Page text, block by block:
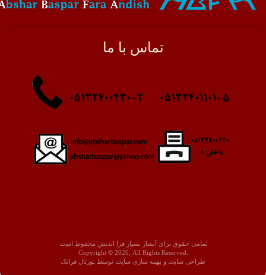
تماس با ما
تمامی حقوق برای آبشار بسپار فرا اندیش محفوظ است
Copyright © 2026, All Rights Reserved.
طراحی سايتوبهينه سازی سايتتوسطپورتال فراتک